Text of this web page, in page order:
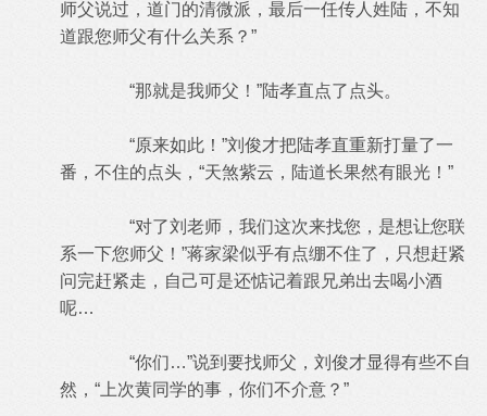
师父说过，道门的清微派，最后一任传人姓陆，不知
道跟您师父有什么关系？”
“那就是我师父！”陆孝直点了点头。
“原来如此！”刘俊才把陆孝直重新打量了一
番，不住的点头，“天煞紫云，陆道长果然有眼光！”
“对了刘老师，我们这次来找您，是想让您联
系一下您师父！”蒋家梁似乎有点绷不住了，只想赶紧
问完赶紧走，自己可是还惦记着跟兄弟出去喝小酒
呢…
“你们…”说到要找师父，刘俊才显得有些不自
然，“上次黄同学的事，你们不介意？”